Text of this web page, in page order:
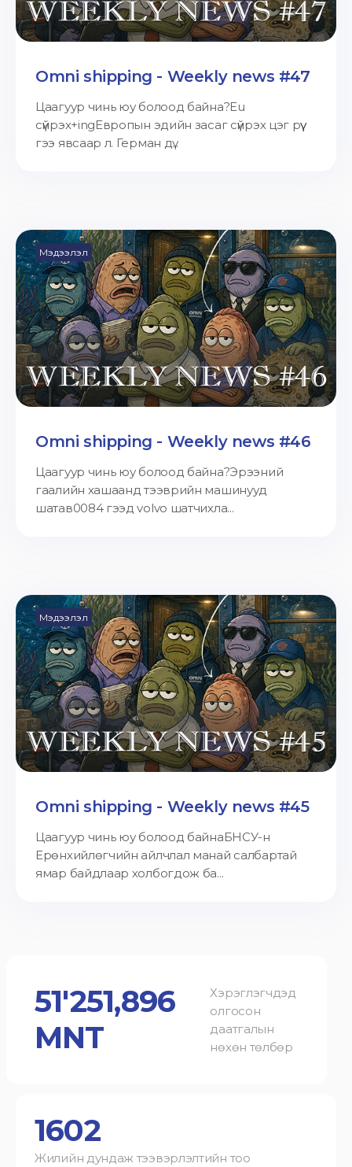
Omni shipping - Weekly news #47
Цаагуур чинь юу болоод байна?Eu
сүйрэх+ingЕвропын эдийн засаг сүйрэх цэг рүү
гээ явсаар л. Герман дү...
Мэдээлэл
Omni shipping - Weekly news #46
Цаагуур чинь юу болоод байна?Эрээний
гаалийн хашаанд тээврийн машинууд
шатав0084 гээд volvo шатчихла...
Мэдээлэл
Omni shipping - Weekly news #45
Цаагуур чинь юу болоод байнаБНСУ-н
Ерөнхийлөгчийн айлчлал манай салбартай
ямар байдлаар холбогдож ба...
51'251,896
MNT
Хэрэглэгчдэд
олгосон
даатгалын
нөхөн төлбөр
1602
Жилийн дундаж тээвэрлэлтийн тоо